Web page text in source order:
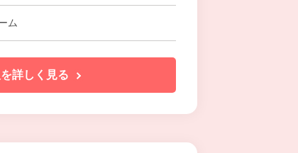
ム
詳しく見る